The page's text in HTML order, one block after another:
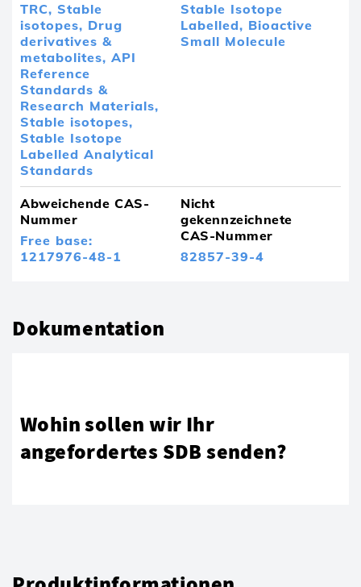
TRC, Stable
isotopes, Drug
derivatives &
metabolites, API
Reference
Standards &
Research Materials,
Stable isotopes,
Stable Isotope
Labelled Analytical
Standards
Stable Isotope
Labelled, Bioactive
Small Molecule
Abweichende CAS-
Nummer
Free base:
1217976-48-1
Nicht
gekennzeichnete
CAS-Nummer
82857-39-4
Dokumentation
Wohin sollen wir Ihr
angefordertes SDB senden?